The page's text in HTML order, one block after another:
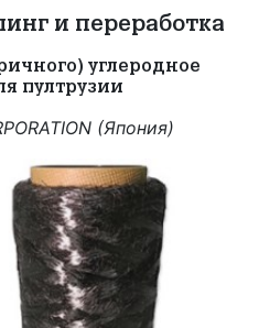
и переработка
углеродное
пултрузии
(Япония)